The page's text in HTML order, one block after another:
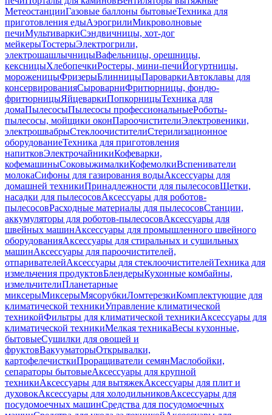
МетеостанцииГазовые баллоны бытовыеТехника для
приготовления едыАэрогрилиМикроволновые
печиМультиваркиСэндвичницы, хот-дог
мейкерыТостерыЭлектрогрили,
электрошашлычницыВафельницы, орешницы,
кексницыХлебопечкиРостеры, мини-печиЙогуртницы,
мороженицыФризерыБлинницыПароваркиАвтоклавы для
консервированияСыроварниФритюрницы, фондю-
фритюрницыЯйцеваркиПопкорницыТехника для
домаПылесосыПылесосы профессиональныеРоботы-
пылесосы, мойщики оконПароочистителиЭлектровеники,
электрошвабрыСтеклоочистителиСтерилизационное
оборудованиеТехника для приготовления
напитковЭлектрочайникиКофеварки,
кофемашиныСоковыжималкиКофемолкиВспениватели
молокаСифоны для газирования водыАксессуары для
домашней техникиПринадлежности для пылесосовЩетки,
насадки для пылесосовАксессуары для роботов-
пылесосовРасходные материалы для пылесосовСтанции,
аккумуляторы для роботов-пылесосовАксессуары для
швейных машинАксессуары для промышленного швейного
оборудованияАксессуары для стиральных и сушильных
машинАксессуары для пароочистителей,
отпаривателейАксессуары для стеклоочистителейТехника для
измельчения продуктовБлендерыКухонные комбайны,
измельчителиПланетарные
миксерыМиксерыМясорубкиЛомтерезкиКомплектующие для
климатической техникиУправление климатической
техникойФильтры для климатической техникиАксессуары для
климатической техникиМелкая техникаВесы кухонные,
бытовыеСушилки для овощей и
фруктовВакууматорыОткрывалки,
картофелечисткиПроращиватели семянМаслобойки,
сепараторы бытовыеАксессуары для крупной
техникиАксессуары для вытяжекАксессуары для плит и
духовокАксессуары для холодильниковАксессуары для
посудомоечных машинСредства для посудомоечных